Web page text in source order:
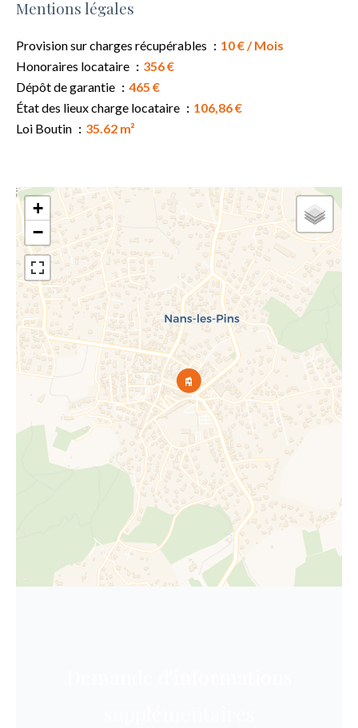
Mentions légales
Provision sur charges récupérables
10 € / Mois
Honoraires locataire
356 €
Dépôt de garantie
465 €
État des lieux charge locataire
106,86 €
Loi Boutin
35.62 m²
+
−